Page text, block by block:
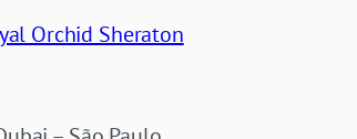
Orchid Sheraton